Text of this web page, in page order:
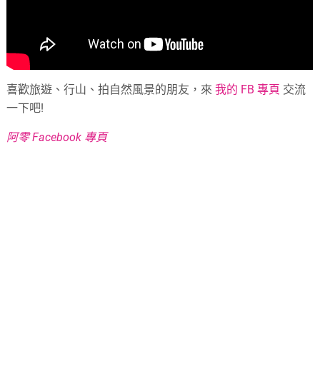
喜歡旅遊、行山、拍自然風景的朋友，來我的 FB 專頁 交流
一下吧!
阿零 Facebook 專頁